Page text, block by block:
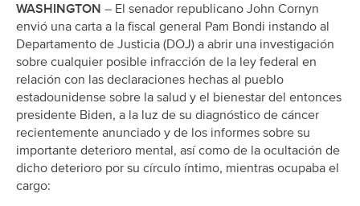
WASHINGTON – El senador republicano John Cornyn
envió una carta a la fiscal general Pam Bondi instando al
Departamento de Justicia (DOJ) a abrir una investigación
sobre cualquier posible infracción de la ley federal en
relación con las declaraciones hechas al pueblo
estadounidense sobre la salud y el bienestar del entonces
presidente Biden, a la luz de su diagnóstico de cáncer
recientemente anunciado y de los informes sobre su
importante deterioro mental, así como de la ocultación de
dicho deterioro por su círculo íntimo, mientras ocupaba el
cargo: